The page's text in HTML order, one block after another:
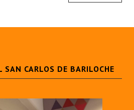
SAN CARLOS DE BARILOCHE